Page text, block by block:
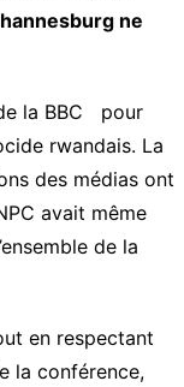
ne
la BBC pour
rwandais. La
des médias ont
avait même
de la
en respectant
la conférence,